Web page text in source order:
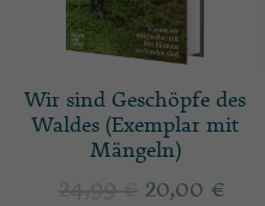
Wir sind Geschöpfe des
Waldes (Exemplar mit
Mängeln)
20,00 €